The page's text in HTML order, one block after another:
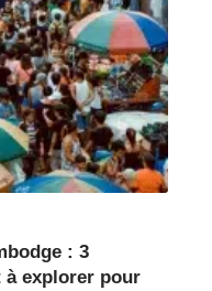
: 3
à explorer pour